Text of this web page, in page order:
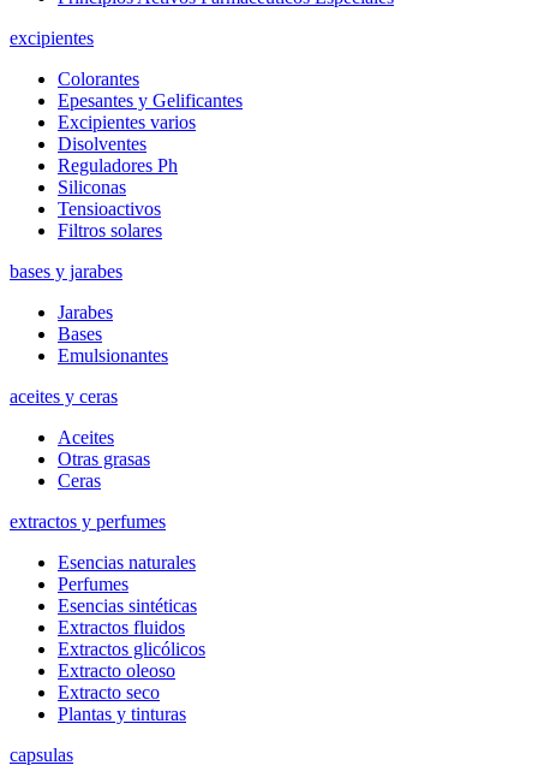
excipientes
Colorantes
Epesantes y Gelificantes
Excipientes varios
Disolventes
Reguladores Ph
Siliconas
Tensioactivos
Filtros solares
bases y jarabes
Jarabes
Bases
Emulsionantes
aceites y ceras
Aceites
Otras grasas
Ceras
extractos y perfumes
Esencias naturales
Perfumes
Esencias sintéticas
Extractos fluidos
Extractos glicólicos
Extracto oleoso
Extracto seco
Plantas y tinturas
capsulas